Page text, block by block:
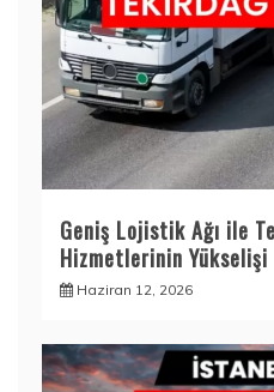
Geniş Lojistik Ağı ile
Hizmetlerinin Yükselişi
Haziran 12, 2026